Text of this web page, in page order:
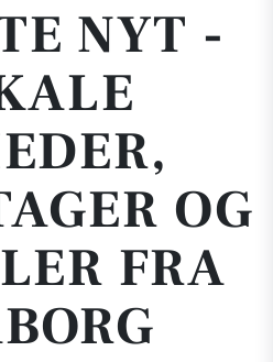
NYT -
OG
FRA